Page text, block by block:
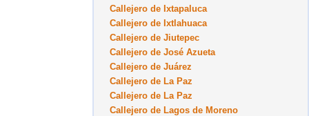
Callejero de Ixtapaluca
Callejero de Ixtlahuaca
Callejero de Jiutepec
Callejero de José Azueta
Callejero de Juárez
Callejero de La Paz
Callejero de La Paz
Callejero de Lagos de Moreno